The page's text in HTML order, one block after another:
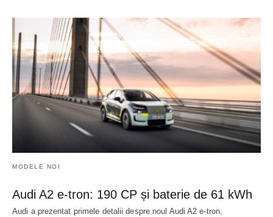
MODELE NOI
Audi A2 e-tron: 190 CP și baterie de 61 kWh
Audi a prezentat primele detalii despre noul Audi A2 e-tron,